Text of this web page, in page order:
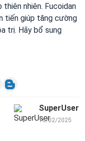
thiên nhiên. Fucoidan
tiến giúp tăng cường
trị. Hãy bổ sung
SuperUser
16/02/2025